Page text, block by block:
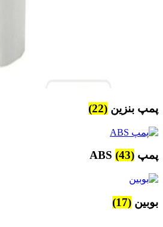
پمپ بنزین (22)
پمپ ABS (43)
بوبین (17)